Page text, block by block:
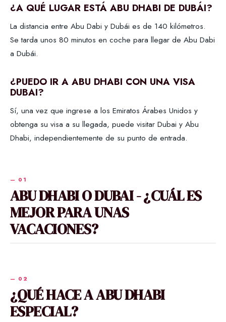
¿A QUÉ LUGAR ESTÁ ABU DHABI DE DUBÁI?
La distancia entre Abu Dabi y Dubái es de 140 kilómetros.
Se tarda unos 80 minutos en coche para llegar de Abu Dabi
a Dubái.
¿PUEDO IR A ABU DHABI CON UNA VISA
DUBAI?
Sí, una vez que ingrese a los Emiratos Árabes Unidos y
obtenga su visa a su llegada, puede visitar Dubai y Abu
Dhabi, independientemente de su punto de entrada.
ABU DHABI O DUBAI - ¿CUÁL ES
MEJOR PARA UNAS
VACACIONES?
¿QUÉ HACE A ABU DHABI
ESPECIAL?